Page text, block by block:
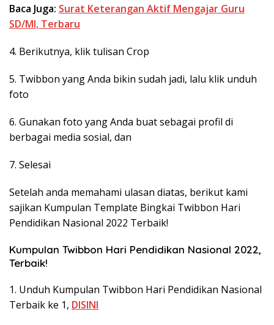
Baca Juga: Surat Keterangan Aktif Mengajar Guru
SD/MI, Terbaru
4. Berikutnya, klik tulisan Crop
5. Twibbon yang Anda bikin sudah jadi, lalu klik unduh
foto
6. Gunakan foto yang Anda buat sebagai profil di
berbagai media sosial, dan
7. Selesai
Setelah anda memahami ulasan diatas, berikut kami
sajikan Kumpulan Template Bingkai Twibbon Hari
Pendidikan Nasional 2022 Terbaik!
Kumpulan Twibbon Hari Pendidikan Nasional 2022,
Terbaik!
1. Unduh Kumpulan Twibbon Hari Pendidikan Nasional
Terbaik ke 1, DISINI